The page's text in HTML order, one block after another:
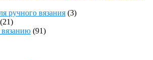
ручного вязания (3)
(21)
(91)